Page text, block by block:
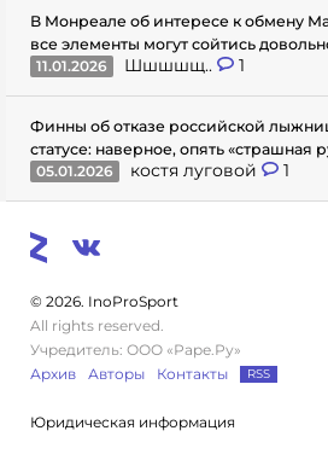
В Монреале об интересе к обмену
все элементы могут сойтись
11.01.2026
Шшшшщ.. 1
Финны об отказе российской
статусе: наверное, опять «страшная
05.01.2026
костя луговой 1
© 2026. InoProSport
All rights reserved.
Учредитель: ООО «Раре.Ру»
Архив
Авторы Контакты RSS
Юридическая информация